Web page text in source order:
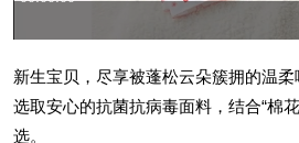
新生宝贝，尽享被蓬松云朵簇拥的温柔
选取安心的抗菌抗病毒面料，结合“棉
选。